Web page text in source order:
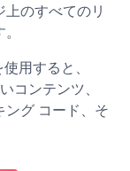
のすべてのリ
使用すると、
コンテンツ、
ング コード、そ